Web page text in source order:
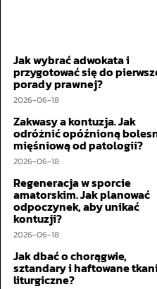
Jak wybrać adwokata i
przygotować się do
porady prawnej?
2026-06-18
Zakwasy a kontuzja. Jak
odróżnić opóźnioną
mięśniową od patologii?
2026-06-18
Regeneracja w sporcie
amatorskim. Jak planować
odpoczynek, aby unikać
kontuzji?
2026-06-18
Jak dbać o chorągwie,
sztandary i haftowane
liturgiczne?